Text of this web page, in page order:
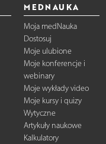
MEDNAUKA
Moja medNauka
Dostosuj
Moje ulubione
Moje konferencje i
webinary
Moje wykłady video
Moje kursy i quizy
Wytyczne
Artykuły naukowe
Kalkulatory